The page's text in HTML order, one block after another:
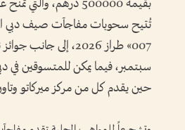
تُتيح سحوبات مفاجآت صيف دبي
سبتمبر، فيما يمكن للمتسوقين في
حين يقدم كل من مركز ميركاتو